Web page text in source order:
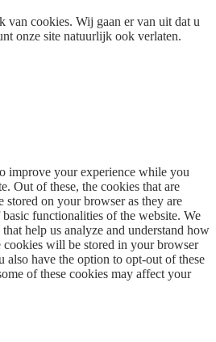
van cookies. Wij gaan er van uit dat u
onze site natuurlijk ook verlaten.
improve your experience while you
Out of these, the cookies that are
stored on your browser as they are
functionalities of the website. We
help us analyze and understand how
cookies will be stored in your browser
have the option to opt-out of these
of these cookies may affect your